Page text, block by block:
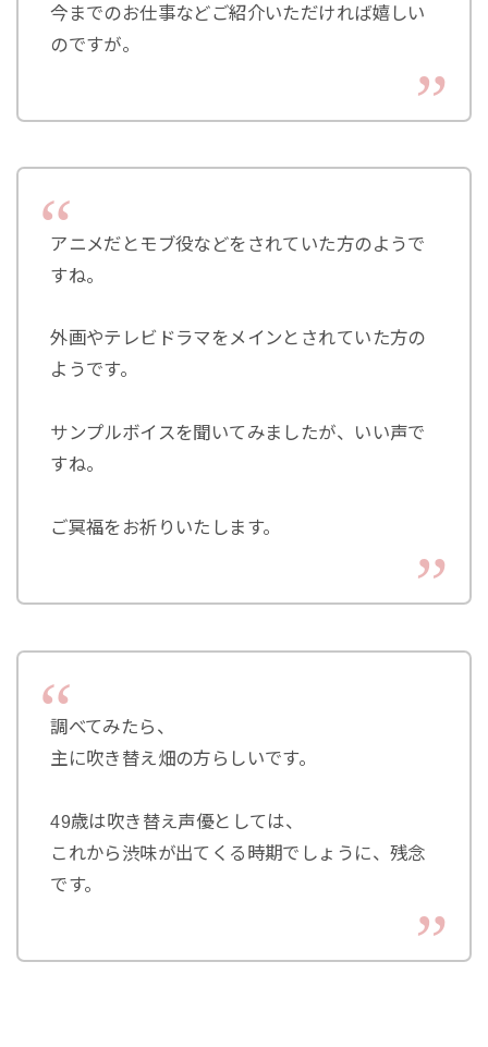
今までのお仕事などご紹介いただければ嬉しい
のですが。
アニメだとモブ役などをされていた方のようで
すね。
外画やテレビドラマをメインとされていた方の
ようです。
サンプルボイスを聞いてみましたが、いい声で
すね。
ご冥福をお祈りいたします。
調べてみたら、
主に吹き替え畑の方らしいです。
49歳は吹き替え声優としては、
これから渋味が出てくる時期でしょうに、残念
です。